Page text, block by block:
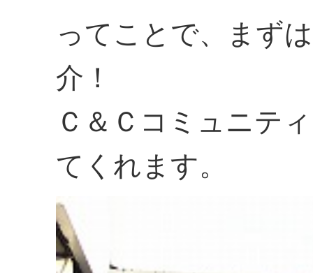
ってことで、まず
介！
Ｃ＆Ｃコミュニテ
てくれます。